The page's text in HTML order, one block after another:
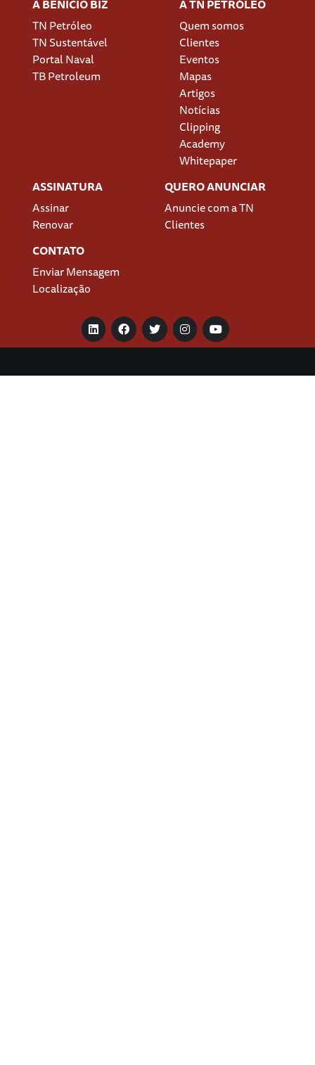
A BENÍCIO BIZ
TN Petróleo
TN Sustentável
Portal Naval
TB Petroleum
A TN PETRÓLEO
Quem somos
Clientes
Eventos
Mapas
Artigos
Notícias
Clipping
Academy
Whitepaper
ASSINATURA
Assinar
Renovar
QUERO ANUNCIAR
Anuncie com a TN
Clientes
CONTATO
Enviar Mensagem
Localização